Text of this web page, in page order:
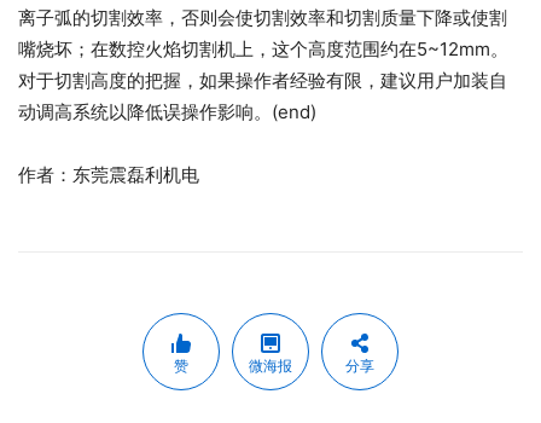
离子弧的切割效率，否则会使切割效率和切割质量下降或使割
嘴烧坏；在数控火焰切割机上，这个高度范围约在5~12mm。
对于切割高度的把握，如果操作者经验有限，建议用户加装自
动调高系统以降低误操作影响。(end)
作者：东莞震磊利机电
赞 微海报 分享